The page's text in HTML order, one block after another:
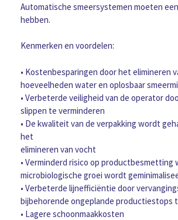
Automatische smeersystemen moeten
hebben.
Kenmerken en voordelen:
• Kostenbesparingen door het elimineren
hoeveelheden water en oplosbaar
• Verbeterde veiligheid van de operator
slippen te verminderen
• De kwaliteit van de verpakking wordt
het
elimineren van vocht
• Verminderd risico op productbesmetting
microbiologische groei wordt
• Verbeterde lijnefficiëntie door
bijbehorende ongeplande productiestops
• Lagere schoonmaakkosten